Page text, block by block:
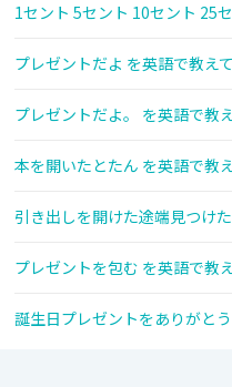
1セント 5セント 10セント 25
プレゼントだよ を英語で教え
プレゼントだよ。 を英語で教
本を開いたとたん を英語で教
引き出しを開けた途端見つけ
プレゼントを包む を英語で教
誕生日プレゼントをありがと